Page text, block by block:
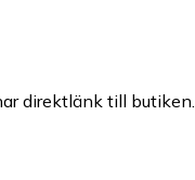
direktlänk till butiken.